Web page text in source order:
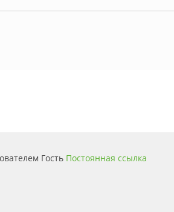
Гость Постоянная ссылка